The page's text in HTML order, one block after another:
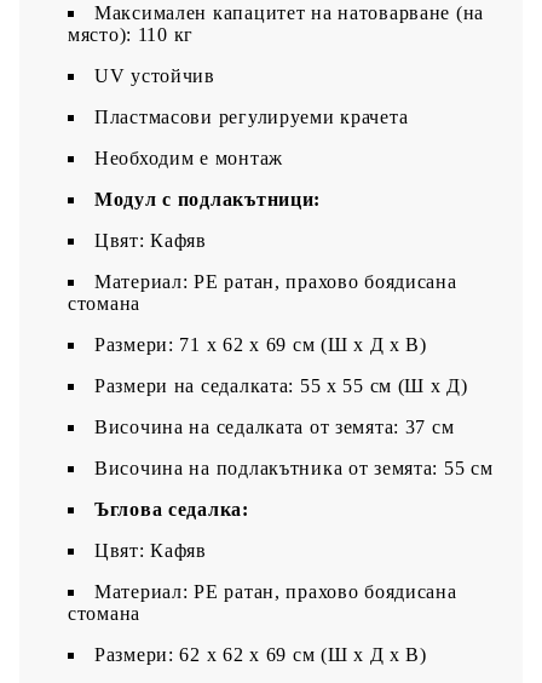
Максимален капацитет на натоварване (на
място): 110 кг
UV устойчив
Пластмасови регулируеми крачета
Необходим е монтаж
Модул с подлакътници:
Цвят: Кафяв
Материал: PE ратан, прахово боядисана
стомана
Размери: 71 x 62 x 69 см (Ш x Д x В)
Размери на седалката: 55 x 55 cм (Ш x Д)
Височина на седалката от земята: 37 см
Височина на подлакътника от земята: 55 см
Ъглова седалка:
Цвят: Кафяв
Материал: PE ратан, прахово боядисана
стомана
Размери: 62 x 62 x 69 см (Ш x Д x В)